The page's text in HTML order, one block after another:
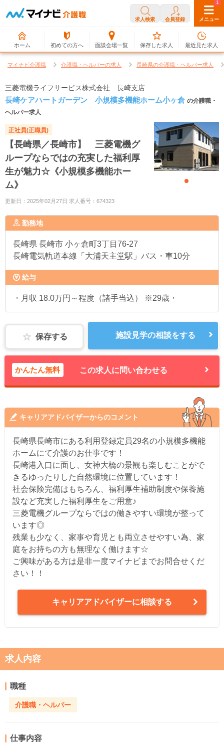
求人検索 会員登録 メニュー
ホーム 初めての方へ 面談会場一覧
0
保存した求人
1
最近見た求人
マイナビ介護職 介護職・ヘルパーの求人 長崎県の介護職・ヘルパー求人
三菱電機ライフサービス株式会社 長崎支店
長崎ケアハートガーデン 小規模多機能ホーム小ヶ倉 の介護職・
ヘルパー求人
正社員(正職員)
【長崎県／長崎市】 三菱電機グ
ループならではの充実した福利厚
生が魅力☆《小規模多機能ホー
ム》
更新日：2025年02月27日 求人番号：674323
勤務地
長崎県 長崎市 小ヶ倉町3丁目76-27
長崎電気軌道本線「大浦天主堂駅」バス・車10分
給与
・月収 18.0万円～程度（諸手当込） ※29歳・
保存する 施設見学の相談をする
かんたん無料 この求人に問い合わせる
キャリアアドバイザーからのコメント
長崎県長崎市にある利用登録定員29名の小規模多機能
ホームにて介護のお仕事です！
長崎港入口に面し、女神大橋の景観も楽しむことがで
きるゆったりした自然環境に位置しています！
社会保険完備はもちろん、福利厚生補助制度や保養施
設など充実した福利厚生をご用意♪
三菱電機グループならではの働きやすい環境が整って
います◎
残業も少なく、家事や育児とも両立させやすい為、家
庭をお持ちの方も無理なく働けます☆
ご興味がある方は是非一度マイナビまでお問合せくだ
さい！！
キャリアアドバイザーに相談する
求人内容
職種
介護職・ヘルパー
仕事内容